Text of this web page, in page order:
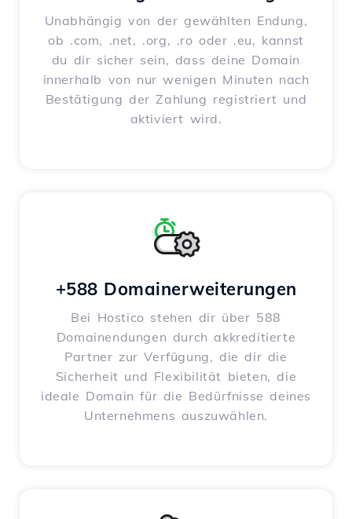
Unabhängig von der gewählten Endung,
ob .com, .net, .org, .ro oder .eu, kannst
du dir sicher sein, dass deine Domain
innerhalb von nur wenigen Minuten nach
Bestätigung der Zahlung registriert und
aktiviert wird.
+588 Domainerweiterungen
Bei Hostico stehen dir über 588
Domainendungen durch akkreditierte
Partner zur Verfügung, die dir die
Sicherheit und Flexibilität bieten, die
ideale Domain für die Bedürfnisse deines
Unternehmens auszuwählen.